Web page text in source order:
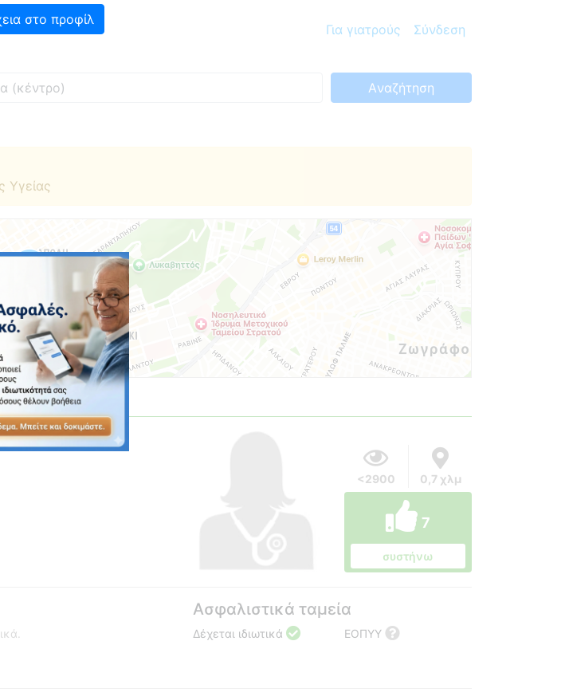
Για γιατρούς Σύνδεση
στο προφίλ
Aναζήτηση
Υγείας
<2900 0,7 χλμ
7
συστήνω
Ασφαλιστικά ταμεία
Δέχεται ιδιωτικά ΕΟΠΥΥ